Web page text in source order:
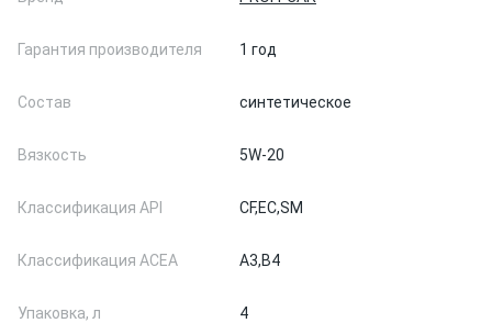
Гарантия производителя 1 год
Состав синтетическое
Вязкость 5W-20
Классификация API CF,EC,SM
Классификация ACEA A3,B4
Упаковка, л 4